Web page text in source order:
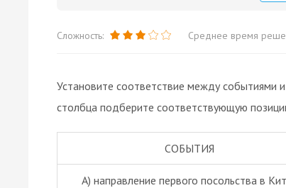
Сложность: Среднее время
Установите соответствие между событиями
столбца подберите соответствующую
СОБЫТИЯ
А) направление первого посольства в